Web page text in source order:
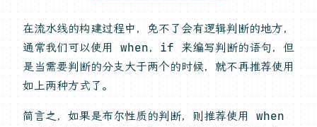
在流水线的构建过程中，免不了会有逻辑判断的地方，
通常我们可以使用 when，if 来编写判断的语句，但
是当需要判断的分支大于两个的时候，就不再推荐使用
如上两种方式了。
简言之，如果是布尔性质的判断，则推荐使用 when